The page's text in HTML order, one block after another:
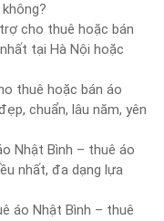
cho thuê hoặc bán
tại Hà Nội hoặc
thuê hoặc bán áo
chuẩn, lâu năm, yên
Nhật Bình – thuê áo
nhất, đa dạng lựa
áo Nhật Bình – thuê